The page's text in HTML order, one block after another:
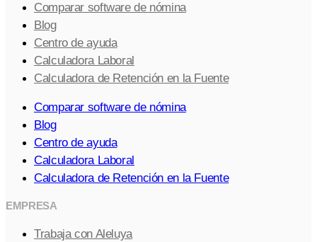
Comparar software de nómina
Blog
Centro de ayuda
Calculadora Laboral
Calculadora de Retención en la Fuente
Comparar software de nómina
Blog
Centro de ayuda
Calculadora Laboral
Calculadora de Retención en la Fuente
EMPRESA
Trabaja con Aleluya